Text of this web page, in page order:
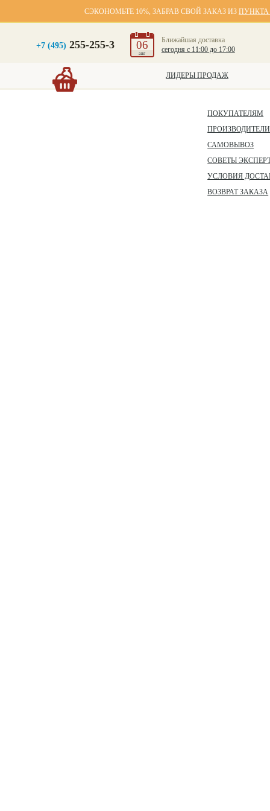
СЭКОНОМЬТЕ 10%, ЗАБРАВ СВОЙ ЗАКАЗ ИЗ
+7 (495) 255-255-3 06
авг
Ближайшая доставка
сегодня с 11:00 до 17:00
ЛИДЕРЫ ПРОДАЖ
ПОКУПАТЕЛЯМ
ПРОИЗВОДИТЕЛИ
САМОВЫВОЗ
СОВЕТЫ
УСЛОВИЯ
ВОЗВРАТ ЗАКАЗА